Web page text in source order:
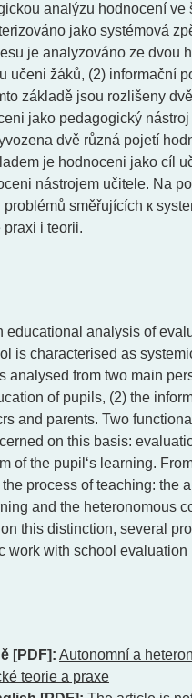
analýzu hodnocení
jako systémová
je analyzováno ze dvou
učeni žáků, (2) informační
základě jsou rozlišeny
jako pedagogický
dvě různá pojetí
je hodnoceni jako cíl
nástrojem učitele. Na
směřujících к
i teorii.
educational analysis of
is characterised as
analysed from two main
of pupils, (2) the
and parents. Two
on this basis:
of the pupil‘s learning.
process of teaching: the
and the heteronomous
this distinction, several
work with school
[PDF]: Autonomní a
teorie a praxe